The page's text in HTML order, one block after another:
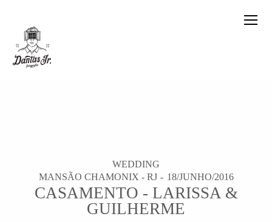
WEDDING
MANSÃO CHAMONIX - RJ
18/JUNHO/2016
CASAMENTO - LARISSA &
GUILHERME